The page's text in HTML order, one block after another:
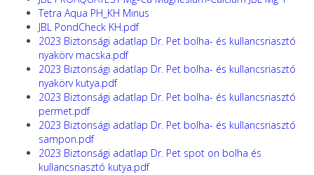
Tetra Aqua PH_KH Minus
JBL PondCheck KH.pdf
2023 Biztonsági adatlap Dr. Pet bolha- és kullancsriasztó
nyakörv macska.pdf
2023 Biztonsági adatlap Dr. Pet bolha- és kullancsriasztó
nyakörv kutya.pdf
2023 Biztonsági adatlap Dr. Pet bolha- és kullancsriasztó
permet.pdf
2023 Biztonsági adatlap Dr. Pet bolha- és kullancsriasztó
sampon.pdf
2023 Biztonsági adatlap Dr. Pet spot on bolha és
kullancsriasztó kutya.pdf